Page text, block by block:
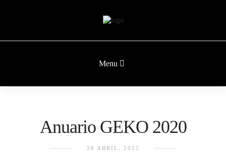
Menu
Anuario GEKO 2020
26 ABRIL, 2022